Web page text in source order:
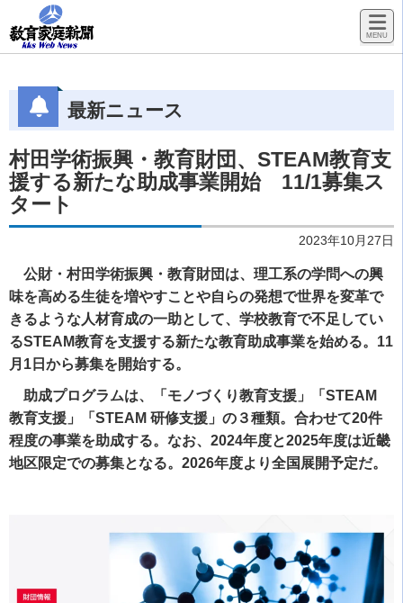
最新ニュース
村田学術振興・教育財団、STEAM教育支
援する新たな助成事業開始 11/1募集ス
タート
2023年10月27日
公財・村田学術振興・教育財団は、理工系の学問への興
味を高める生徒を増やすことや自らの発想で世界を変革で
きるような人材育成の一助として、学校教育で不足してい
るSTEAM教育を支援する新たな教育助成事業を始める。11
月1日から募集を開始する。
助成プログラムは、「モノづくり教育支援」「STEAM
教育支援」「STEAM 研修支援」の３種類。合わせて20件
程度の事業を助成する。なお、2024年度と2025年度は近畿
地区限定での募集となる。2026年度より全国展開予定だ。